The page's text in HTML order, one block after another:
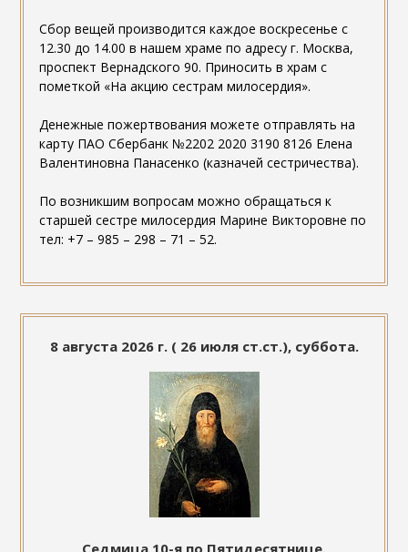
Сбор вещей производится каждое воскресенье с
12.30 до 14.00 в нашем храме по адресу г. Москва,
проспект Вернадского 90. Приносить в храм с
пометкой «На акцию сестрам милосердия».
Денежные пожертвования можете отправлять на
карту ПАО Сбербанк №2202 2020 3190 8126 Елена
Валентиновна Панасенко (казначей сестричества).
По возникшим вопросам можно обращаться к
старшей сестре милосердия Марине Викторовне по
тел: +7 – 985 – 298 – 71 – 52.
8 августа 2026 г. ( 26 июля ст.ст.), суббота.
Седмица 10-я по Пятидесятнице.